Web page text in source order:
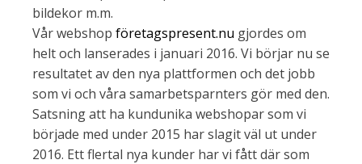
bildekor m.m.
Vår webshop företagspresent.nu gjordes om
helt och lanserades i januari 2016. Vi börjar nu se
resultatet av den nya plattformen och det jobb
som vi och våra samarbetsparnters gör med den.
Satsning att ha kundunika webshopar som vi
började med under 2015 har slagit väl ut under
2016. Ett flertal nya kunder har vi fått där som